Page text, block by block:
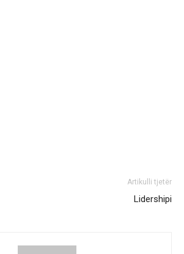
Artikulli tjetër
Lidershipi